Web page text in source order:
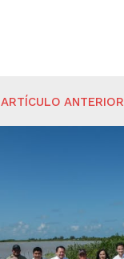
ARTÍCULO ANTERIOR